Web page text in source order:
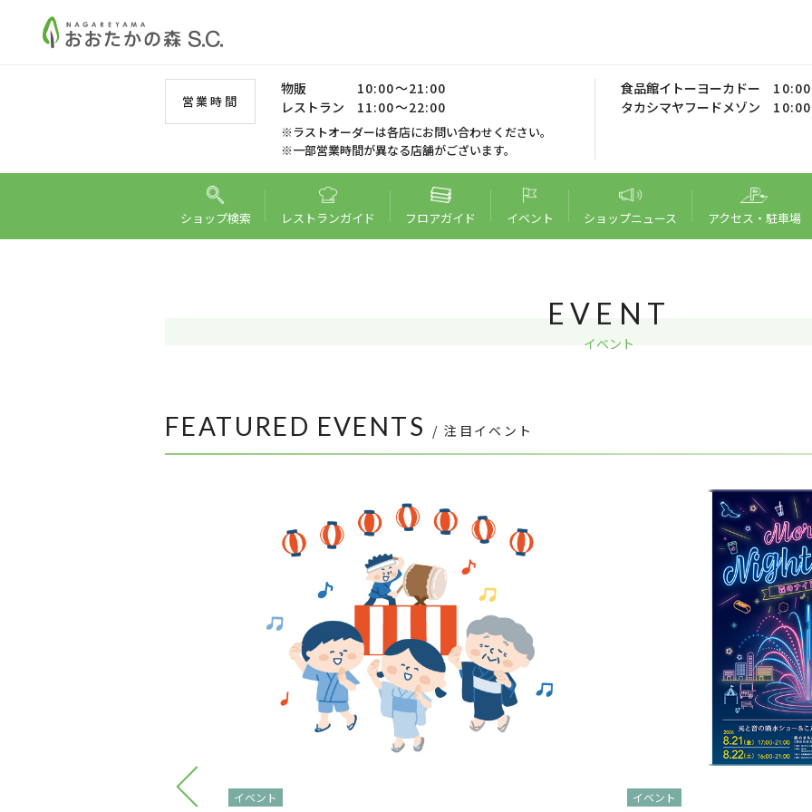
営業時間
物販
10:00～21:00
レストラン
11:00～22:00
※ラストオーダーは各店にお問い合わせください。
※一部営業時間が異なる店舗がございます。
食品館イトーヨーカドー
タカシマヤフードメゾン
ショップ検索 レストランガイド フロアガイド イベント ショップニュース アクセス・ 駐車場
EVENT
イベント
FEATURED EVENTS / 注目イベント